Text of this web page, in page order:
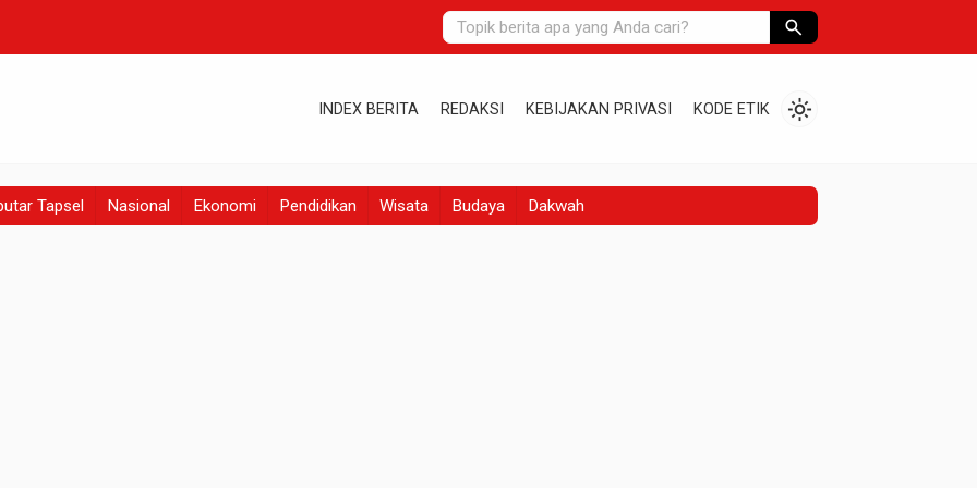
search
INDEX BERITA REDAKSI KEBIJAKAN PRIVASI KODE ETIK light_mode
Tapsel Nasional Ekonomi Pendidikan Wisata Budaya Dakwah